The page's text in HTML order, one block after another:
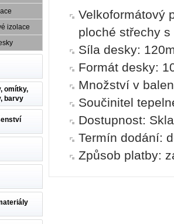
izolace
omítky,
barvy
Velkoformátový
ploché střechy
Síla desky:
Formát desky:
Množství v
Součinitel
Dostupnost:
Termín dodání:
Způsob platby: